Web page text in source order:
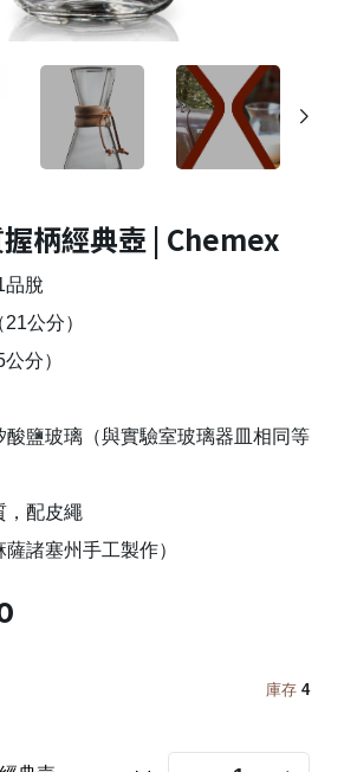
柄經典壺 | Chemex
品脫
公分）
分）
酸鹽玻璃（與實驗室玻璃器皿相同等
，配皮繩
諸塞州手工製作）
庫存 4